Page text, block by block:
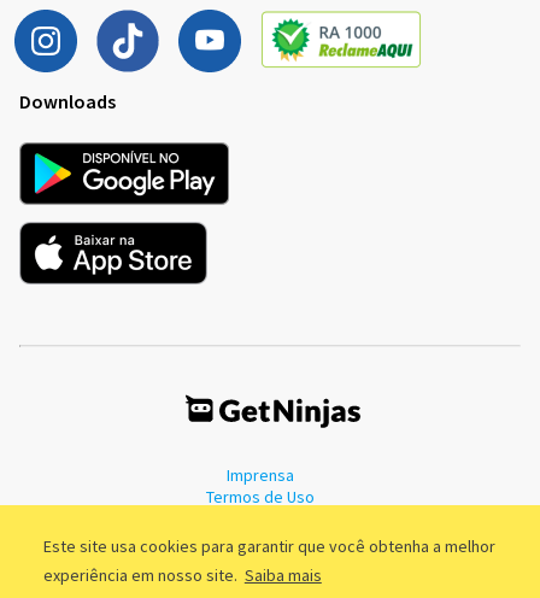
Este site usa cookies para garantir que você obtenha a melhor
experiência em nosso site. Saiba mais
Downloads
Imprensa
Termos de Uso